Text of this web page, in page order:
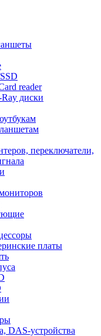
reader
диски
переключатели,
платы
DAS-устройства